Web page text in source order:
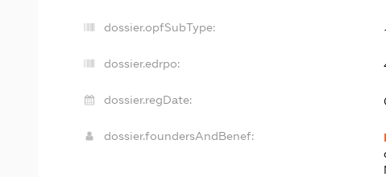
dossier.opfSubType:
dossier.edrpo:
dossier.regDate:
dossier.foundersAndBenef: